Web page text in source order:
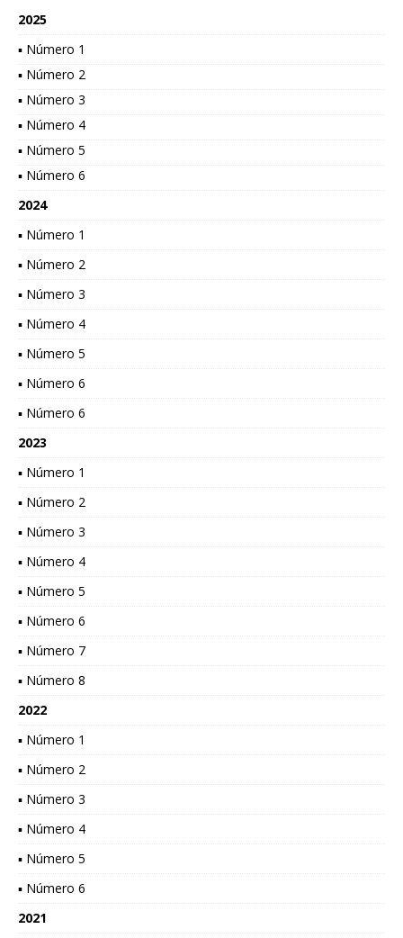
2025
▪ Número 1
▪ Número 2
▪ Número 3
▪ Número 4
▪ Número 5
▪ Número 6
2024
▪ Número 1
▪ Número 2
▪ Número 3
▪ Número 4
▪ Número 5
▪ Número 6
▪ Número 6
2023
▪ Número 1
▪ Número 2
▪ Número 3
▪ Número 4
▪ Número 5
▪ Número 6
▪ Número 7
▪ Número 8
2022
▪ Número 1
▪ Número 2
▪ Número 3
▪ Número 4
▪ Número 5
▪ Número 6
2021